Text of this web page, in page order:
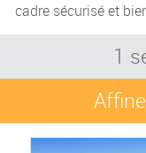
cadre sécurisé et
1